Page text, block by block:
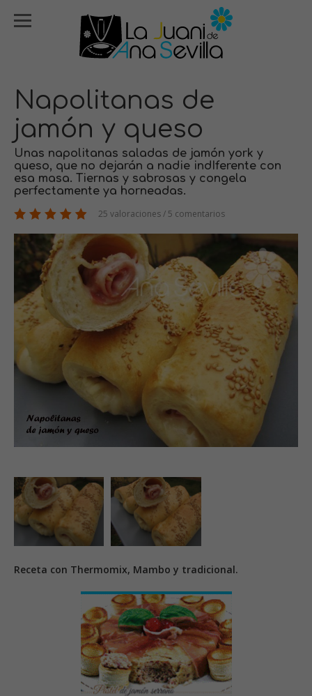
Napolitanas de
jamón y queso
Unas napolitanas saladas de jamón york y
queso, que no dejarán a nadie indIferente con
esa masa. Tiernas y sabrosas y congela
perfectamente ya horneadas.
25 valoraciones / 5 comentarios
Receta con Thermomix, Mambo y tradicional.